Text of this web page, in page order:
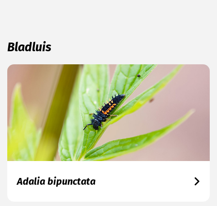
Bladluis
Adalia bipunctata